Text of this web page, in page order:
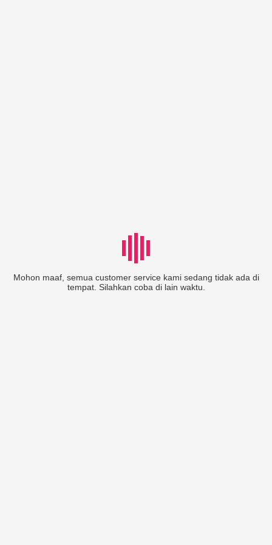
Mohon maaf, semua customer service kami sedang tidak ada di
tempat. Silahkan coba di lain waktu.